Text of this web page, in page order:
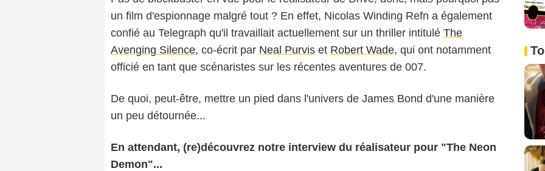
un film d'espionnage malgré tout ? En effet, Nicolas Winding Refn a également
confié au Telegraph qu'il travaillait actuellement sur un thriller intitulé The
Avenging Silence, co-écrit par Neal Purvis et Robert Wade, qui ont notamment
officié en tant que scénaristes sur les récentes aventures de 007.
De quoi, peut-être, mettre un pied dans l'univers de James Bond d'une manière
un peu détournée...
En attendant, (re)découvrez notre interview du réalisateur pour "The Neon
Demon"...